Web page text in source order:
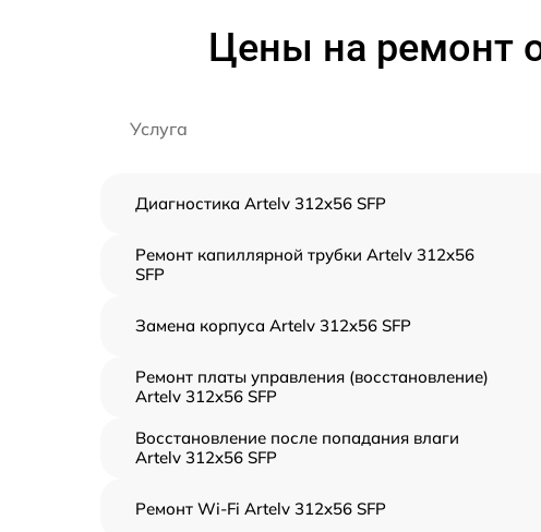
Цены на ремонт
Услуга
Диагностика Artelv 312x56 SFP
Ремонт капиллярной трубки Artelv 312x56
SFP
Замена корпуса Artelv 312x56 SFP
Ремонт платы управления (восстановление)
Artelv 312x56 SFP
Восстановление после попадания влаги
Artelv 312x56 SFP
Ремонт Wi-Fi Artelv 312x56 SFP